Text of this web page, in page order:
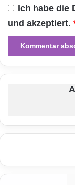
Ich habe die
und akzeptiert.